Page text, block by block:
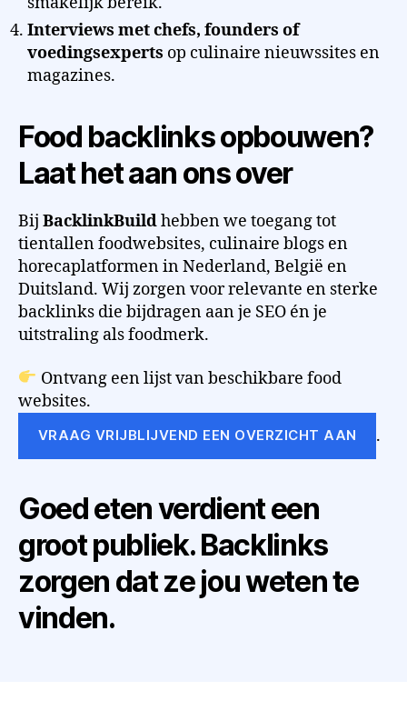
Interviews met chefs, founders of
voedingsexperts op culinaire nieuwssites en
magazines.
Food backlinks opbouwen?
Laat het aan ons over
Bij BacklinkBuildhebben we toegang tot
tientallen foodwebsites, culinaire blogs en
horecaplatformen in Nederland, België en
Duitsland. Wij zorgen voor relevante en sterke
backlinks die bijdragen aan je SEO én je
uitstraling als foodmerk.
Ontvang een lijst van beschikbare food
websites.
VRAAG VRIJBLIJVEND EEN OVERZICHT AAN .
Goed eten verdient een
groot publiek. Backlinks
zorgen dat ze jou weten te
vinden.